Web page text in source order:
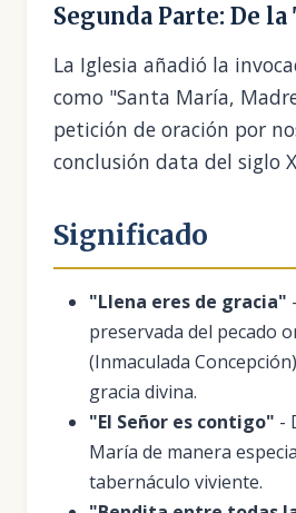
Segunda Parte: De
La Iglesia añadió la
como "Santa María,
petición de oración por
conclusión data del siglo
Significado
"Llena eres de gracia"
preservada del pecado
(Inmaculada
gracia divina.
"El Señor es contigo" -
María de manera
tabernáculo viviente.